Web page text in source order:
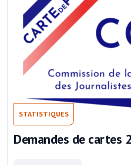
STATISTIQUES
Demandes de cartes